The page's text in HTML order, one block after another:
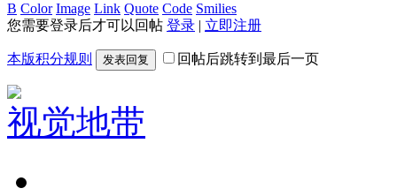
B Color Image Link Quote Code Smilies
您需要登录后才可以回帖 登录 | 立即注册
本版积分规则 发表回复 回帖后跳转到最后一页
视觉地带